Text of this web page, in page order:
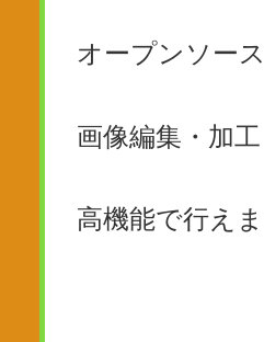
オープンソー
画像編集・加
高機能で行えま